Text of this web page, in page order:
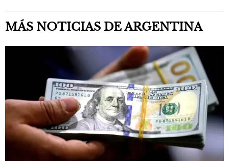
MÁS NOTICIAS DE ARGENTINA